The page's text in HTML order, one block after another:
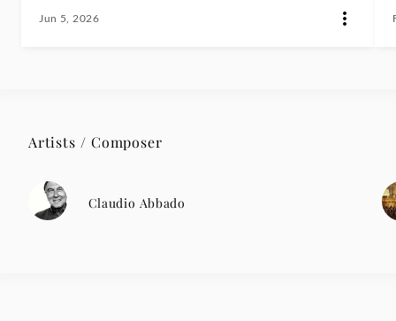
Jun 5, 2026
Artists / Composer
Claudio Abbado